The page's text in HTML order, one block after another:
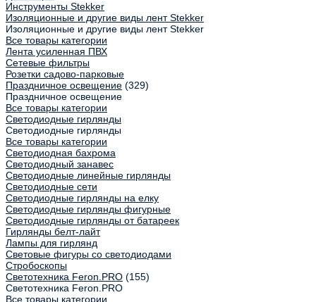
Инструменты Stekker
Изоляционные и другие виды лент Stekker
Изоляционные и другие виды лент Stekker
Все товары категории
Лента усиленная ПВХ
Сетевые фильтры
Розетки садово-парковые
Праздничное освещение (329)
Праздничное освещение
Все товары категории
Светодиодные гирлянды
Светодиодные гирлянды
Все товары категории
Светодиодная бахрома
Светодиодный занавес
Светодиодные линейные гирлянды
Светодиодные сети
Светодиодные гирлянды на елку
Светодиодные гирлянды фигурные
Светодиодные гирлянды от батареек
Гирлянды белт-лайт
Лампы для гирлянд
Световые фигуры со светодиодами
Стробоскопы
Светотехника Feron.PRO (155)
Светотехника Feron.PRO
Все товары категории